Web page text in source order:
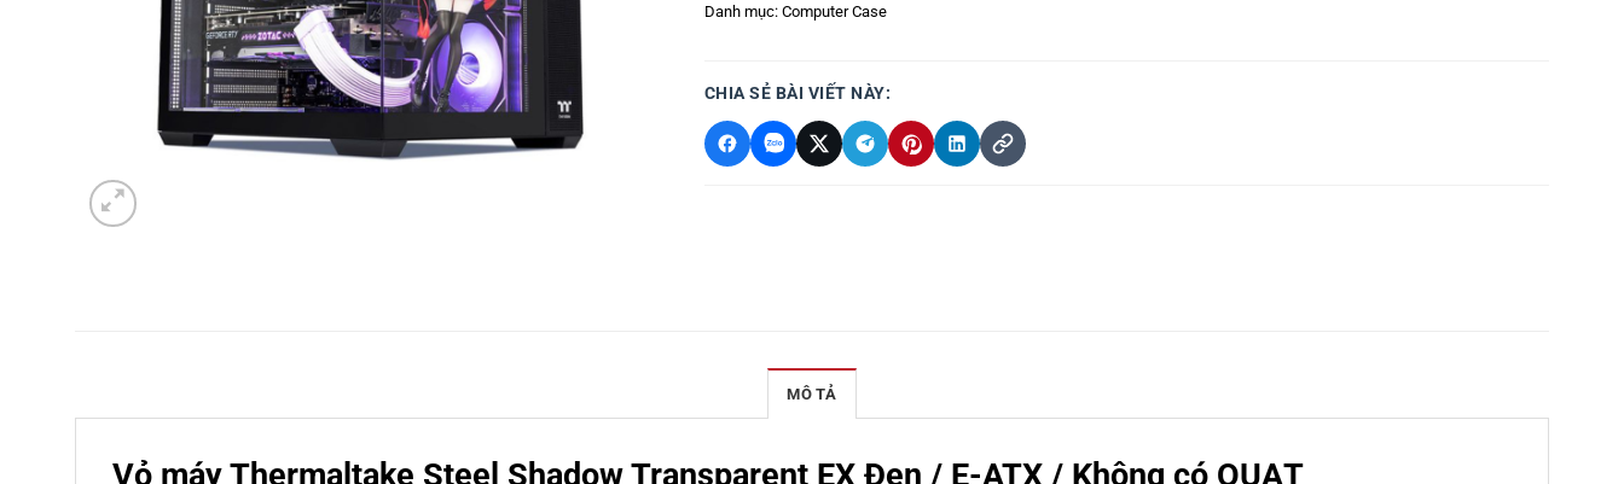
Danh mục: Computer Case
CHIA SẺ BÀI VIẾT NÀY:
MÔ TẢ
Vỏ máy Thermaltake Steel Shadow Transparent EX Đen / E-ATX / Không có QUẠT